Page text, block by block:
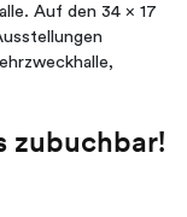
Auf den 34 x 17
zubuchbar!